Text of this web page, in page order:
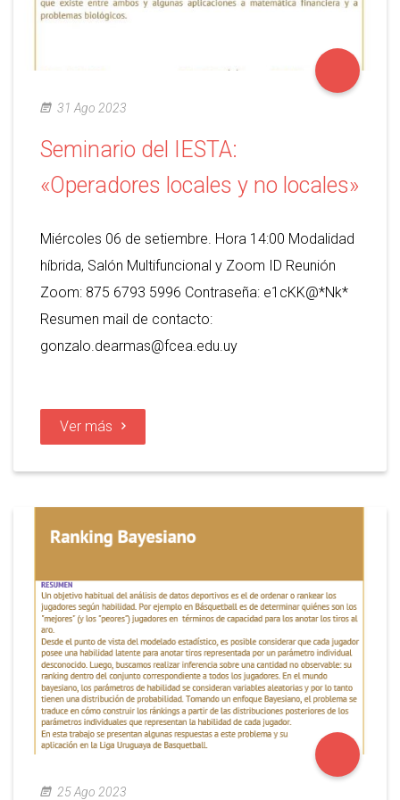
31 Ago 2023
Seminario del IESTA:
«Operadores locales y no locales»
Miércoles 06 de setiembre. Hora 14:00 Modalidad
híbrida, Salón Multifuncional y Zoom ID Reunión
Zoom: 875 6793 5996 Contraseña: e1cKK@*Nk*
Resumen mail de contacto:
gonzalo.dearmas@fcea.edu.uy
Ver más
25 Ago 2023